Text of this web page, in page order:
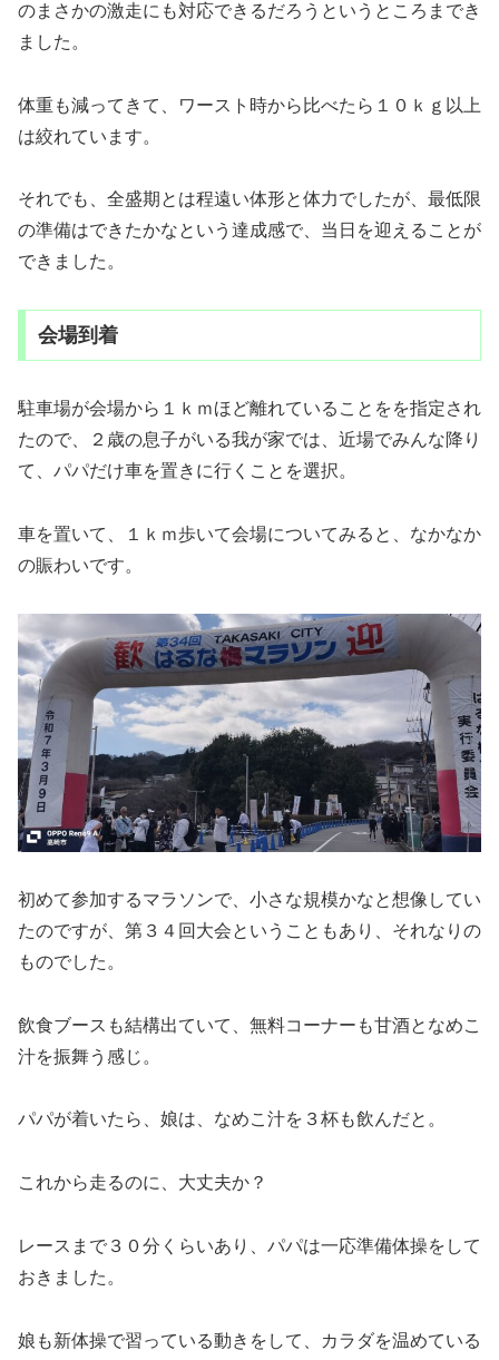
のまさかの激走にも対応できるだろうというところまでき
ました。
体重も減ってきて、ワースト時から比べたら１０ｋｇ以上
は絞れています。
それでも、全盛期とは程遠い体形と体力でしたが、最低限
の準備はできたかなという達成感で、当日を迎えることが
できました。
会場到着
駐車場が会場から１ｋｍほど離れていることをを指定され
たので、２歳の息子がいる我が家では、近場でみんな降り
て、パパだけ車を置きに行くことを選択。
車を置いて、１ｋｍ歩いて会場についてみると、なかなか
の賑わいです。
初めて参加するマラソンで、小さな規模かなと想像してい
たのですが、第３４回大会ということもあり、それなりの
ものでした。
飲食ブースも結構出ていて、無料コーナーも甘酒となめこ
汁を振舞う感じ。
パパが着いたら、娘は、なめこ汁を３杯も飲んだと。
これから走るのに、大丈夫か？
レースまで３０分くらいあり、パパは一応準備体操をして
おきました。
娘も新体操で習っている動きをして、カラダを温めている